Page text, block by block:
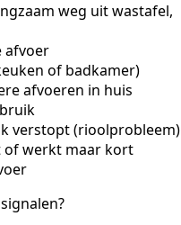
weg uit wastafel,
afvoer
of badkamer)
afvoeren in huis
verstopt (rioolprobleem)
of werkt maar kort